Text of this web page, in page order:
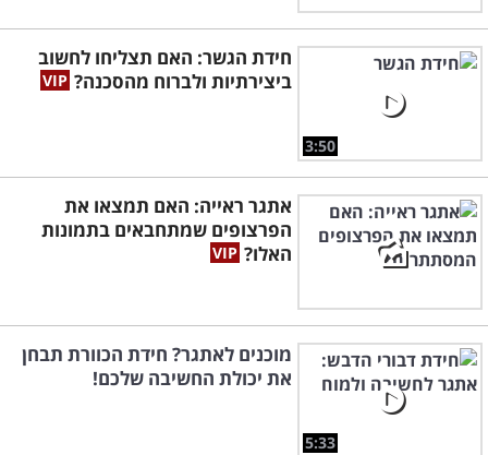
3:50
חידת הגשר: האם תצליחו לחשוב
ביצירתיות ולברוח מהסכנה?
אתגר ראייה: האם תמצאו את
הפרצופים שמתחבאים בתמונות
האלו?
5:33
מוכנים לאתגר? חידת הכוורת תבחן
את יכולת החשיבה שלכם!